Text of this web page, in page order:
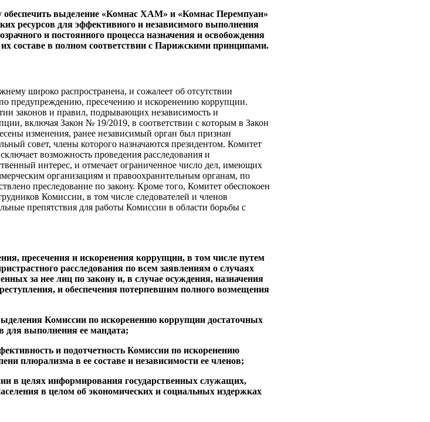
обеспечить выделение «Комнас ХАМ» и «Комнас Перемпуан»
ресурсов для эффективного и независимого выполнения
и постоянного процесса назначения и освобождения
составе в полном соответствии с Парижскими принципами.
широко распространена, и сожалеет об отсутствии
предупреждению, пресечению и искоренению коррупции.
законов и правил, подрывающих независимость и
включая Закон № 19/2019, в соответствии с которым в Закон
изменения, ранее независимый орган был признан
совет, члены которого назначаются президентом. Комитет
возможность проведения расследования и
интерес, и отмечает ограниченное число дел, имеющих
организациям и правоохранительным органам, по
преследование по закону. Кроме того, Комитет обеспокоен
Комиссии, в том числе следователей и членов
препятствия для работы Комиссии в области борьбы с
пресечения и искоренения коррупции, в том числе путем
расследования по всем заявлениям о случаях
за нее лиц по закону и, в случае осуждения, назначения
и обеспечения потерпевшим полного возмещения
Комиссии по искоренению коррупции достаточных
для выполнения ее мандата;
и подотчетность Комиссии по искоренению
плюрализма в ее составе и независимости ее членов;
в целях информирования государственных служащих,
в целом об экономических и социальных издержках